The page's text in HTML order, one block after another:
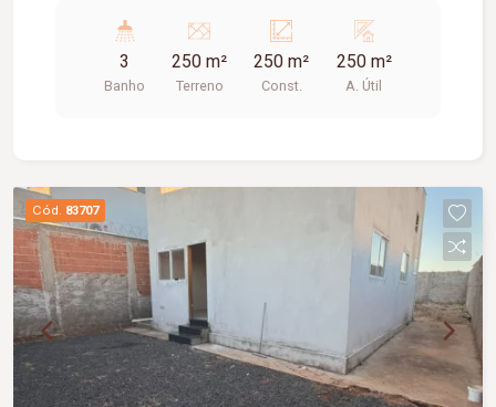
3
Banho
250 m²
Terreno
250 m²
Const.
250 m²
A. Útil
Cód. 83707